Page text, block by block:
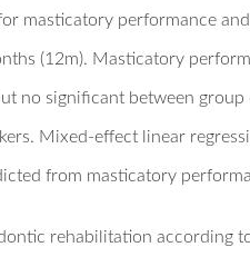
masticatory performance
(12m). Masticatory
no significant between group
Mixed-effect linear
from masticatory
rehabilitation according